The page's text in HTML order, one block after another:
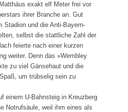
exakt elf Meter frei vor
ihrer Branche an. Gut
Stadion und die Anti-Bayern-
selbst die stattliche Zahl der
feierte nach einer kurzen
weiter. Denn das »Wembley
zu viel Gänsehaut und die
um trübselig sein zu
einem U-Bahnsteig in Kreuzberg
Notrufsäule, weil ihm eines als